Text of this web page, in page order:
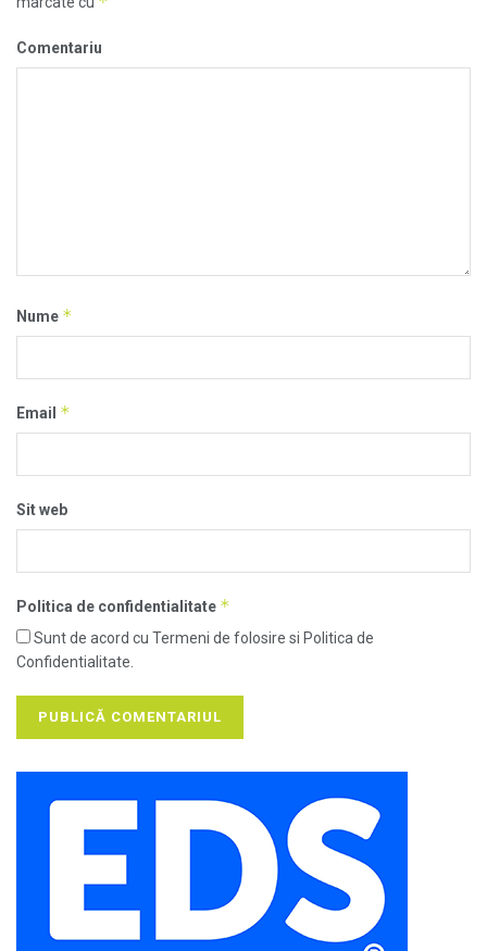
Comentariu
Nume *
Email *
Sit web
Politica de confidentialitate *
Sunt de acord cu Termeni de folosire si Politica de
Confidentialitate.